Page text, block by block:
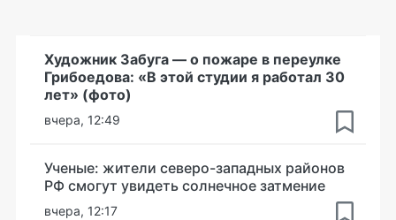
Художник Забуга — о пожаре в переулке
Грибоедова: «В этой студии я работал 30
лет» (фото)
вчера, 12:49
Ученые: жители северо-западных районов
РФ смогут увидеть солнечное затмение
вчера, 12:17